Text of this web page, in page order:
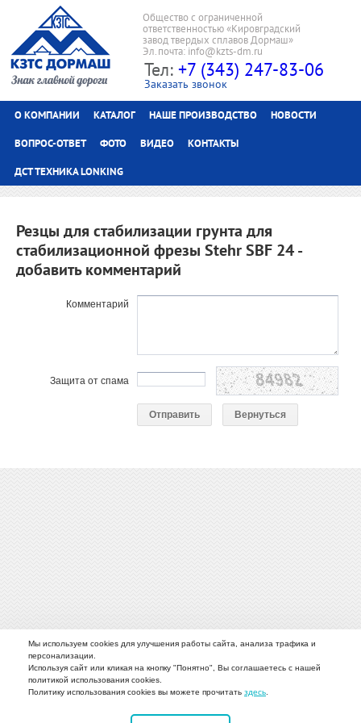
Общество с ограниченной
ответственностью «Кировградский
завод твердых сплавов Дормаш»
Эл.почта: info@kzts-dm.ru
Тел:+7 (343) 247-83-06
Заказать звонок
О КОМПАНИИ КАТАЛОГ НАШЕ ПРОИЗВОДСТВО НОВОСТИ
ВОПРОС-ОТВЕТ ФОТО ВИДЕО КОНТАКТЫ
ДСТ ТЕХНИКА LONKING
Резцы для стабилизации грунта для
стабилизационной фрезы Stehr SBF 24 -
добавить комментарий
Комментарий
Защита от спама
О компании Каталог Наше производство
Новости
Мы используем cookies для улучшения работы сайта, анализа трафика и
персонализации.
Используя сайт или кликая на кнопку "Понятно", Вы соглашаетесь с нашей
политикой использования cookies.
Политику использования cookies вы можете прочитать здесь